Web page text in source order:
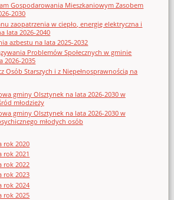
Gospodarowania Mieszkaniowym Zasobem
2030
zaopatrzenia w ciepło, energię elektryczna i
lata 2026-2040
azbestu na lata 2025-2032
Problemów Społecznych w gminie
2026-2035
Osób Starszych i z Niepełnosprawnością na
gminy Olsztynek na lata 2026-2030 w
młodzieży
gminy Olsztynek na lata 2026-2030 w
młodych osób
rok 2020
rok 2021
rok 2022
rok 2023
rok 2024
rok 2025